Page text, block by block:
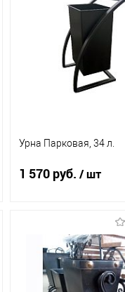
Урна Парковая, 34 л.
1 570 руб. / шт
Под заказ
Купить в 1 клик
К